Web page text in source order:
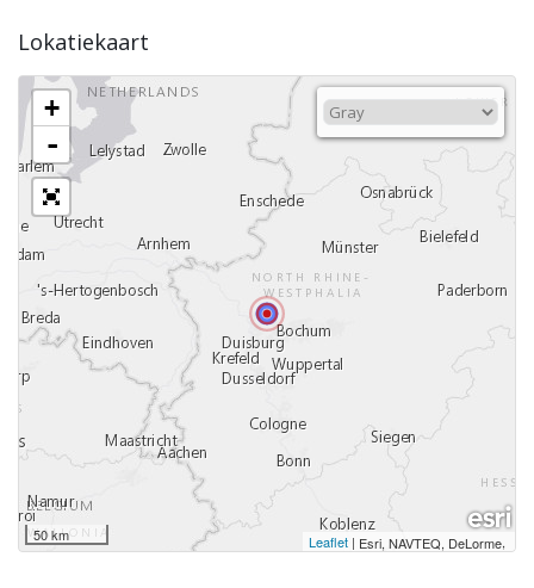
Lokatiekaart
+
-
50 km Leaflet | Esri, NAVTEQ, DeLorme,